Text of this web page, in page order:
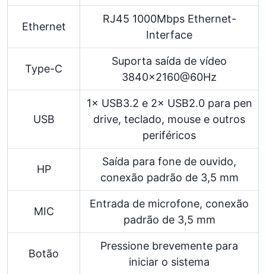
Ethernet
RJ45 1000Mbps Ethernet-
Interface
Type-C
Suporta saída de vídeo
3840×2160@60Hz
USB
1× USB3.2 e 2× USB2.0 para pen
drive, teclado, mouse e outros
periféricos
HP
Saída para fone de ouvido,
conexão padrão de 3,5 mm
MIC
Entrada de microfone, conexão
padrão de 3,5 mm
Botão
Pressione brevemente para
iniciar o sistema